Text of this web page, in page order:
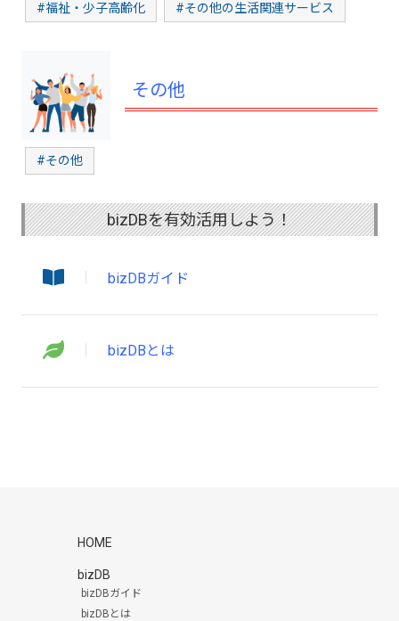
#福祉・少子高齢化 #その他の生活関連サービス
その他
#その他
bizDBを有効活用しよう！
bizDBガイド
bizDBとは
HOME
bizDB
bizDBガイド
bizDBとは